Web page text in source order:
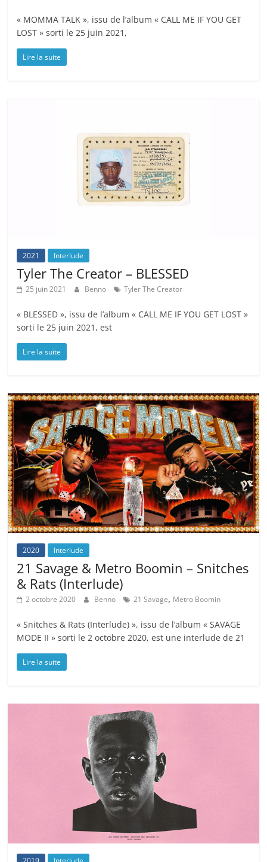
« MOMMA TALK », issu de l’album « CALL ME IF YOU GET
LOST » sorti le 25 juin 2021,
Lire la suite
2021 Interlude
Tyler The Creator – BLESSED
25 juin 2021 Benno Tyler The Creator
« BLESSED », issu de l’album « CALL ME IF YOU GET LOST »
sorti le 25 juin 2021, est
Lire la suite
2020 Interlude
21 Savage & Metro Boomin – Snitches
& Rats (Interlude)
2 octobre 2020 Benno 21 Savage, Metro Boomin
« Snitches & Rats (Interlude) », issu de l’album « SAVAGE
MODE II » sorti le 2 octobre 2020, est une interlude de 21
Lire la suite